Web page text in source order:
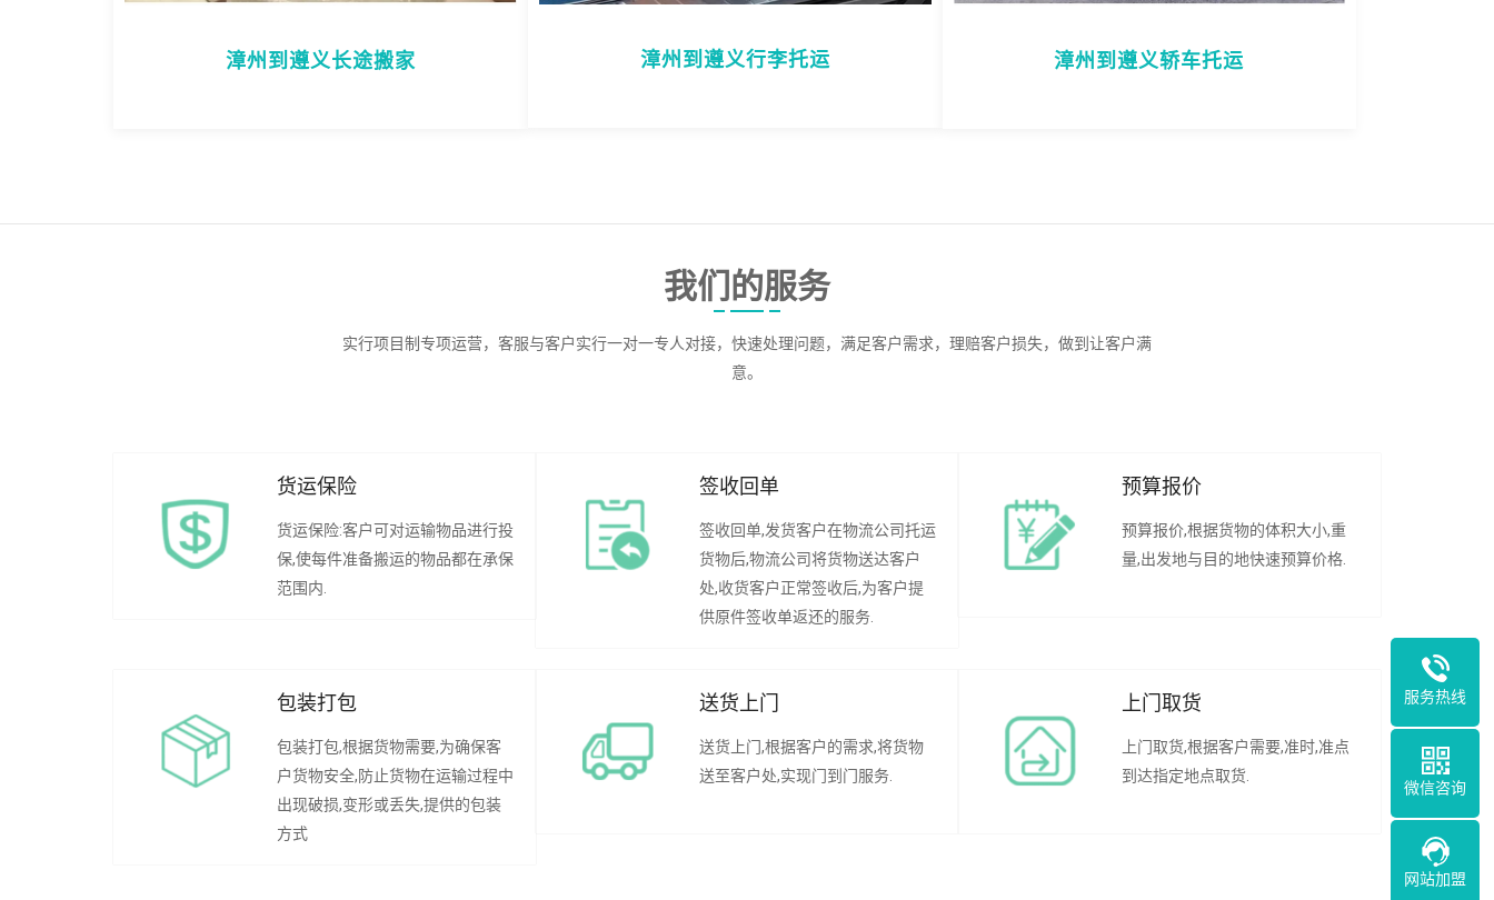
漳州到遵义长途搬家 漳州到遵义行李托运 漳州到遵义轿车托运
我们的服务
实行项目制专项运营，客服与客户实行一对一专人对接，快速处理问题，满足客户需求，理赔客户损失，做到让客户满
意。
货运保险
货运保险:客户可对运输物品进行投
保,使每件准备搬运的物品都在承保
范围内.
签收回单
签收回单,发货客户在物流公司托运
货物后,物流公司将货物送达客户
处,收货客户正常签收后,为客户提
供原件签收单返还的服务.
预算报价
预算报价,根据货物的体积大小,重
量,出发地与目的地快速预算价格.
包装打包
包装打包,根据货物需要,为确保客
户货物安全,防止货物在运输过程中
出现破损,变形或丢失,提供的包装
方式
送货上门
送货上门,根据客户的需求,将货物
送至客户处,实现门到门服务.
上门取货
上门取货,根据客户需要,准时,准点
到达指定地点取货.
服务热线
微信咨询
网站加盟